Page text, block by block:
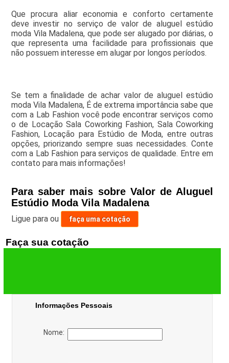
Que procura aliar economia e conforto certamente
deve investir no serviço de valor de aluguel estúdio
moda Vila Madalena, que pode ser alugado por diárias, o
que representa uma facilidade para profissionais que
não possuem interesse em alugar por longos períodos.
Se tem a finalidade de achar valor de aluguel estúdio
moda Vila Madalena, É de extrema importância sabe que
com a Lab Fashion você pode encontrar serviços como
o de Locação Sala Coworking Fashion, Sala Coworking
Fashion, Locação para Estúdio de Moda, entre outras
opções, priorizando sempre suas necessidades. Conte
com a Lab Fashion para serviços de qualidade. Entre em
contato para mais informações!
Para saber mais sobre Valor de Aluguel
Estúdio Moda Vila Madalena
Ligue para ou faça uma cotação
Faça sua cotação
Informações Pessoais
Nome: